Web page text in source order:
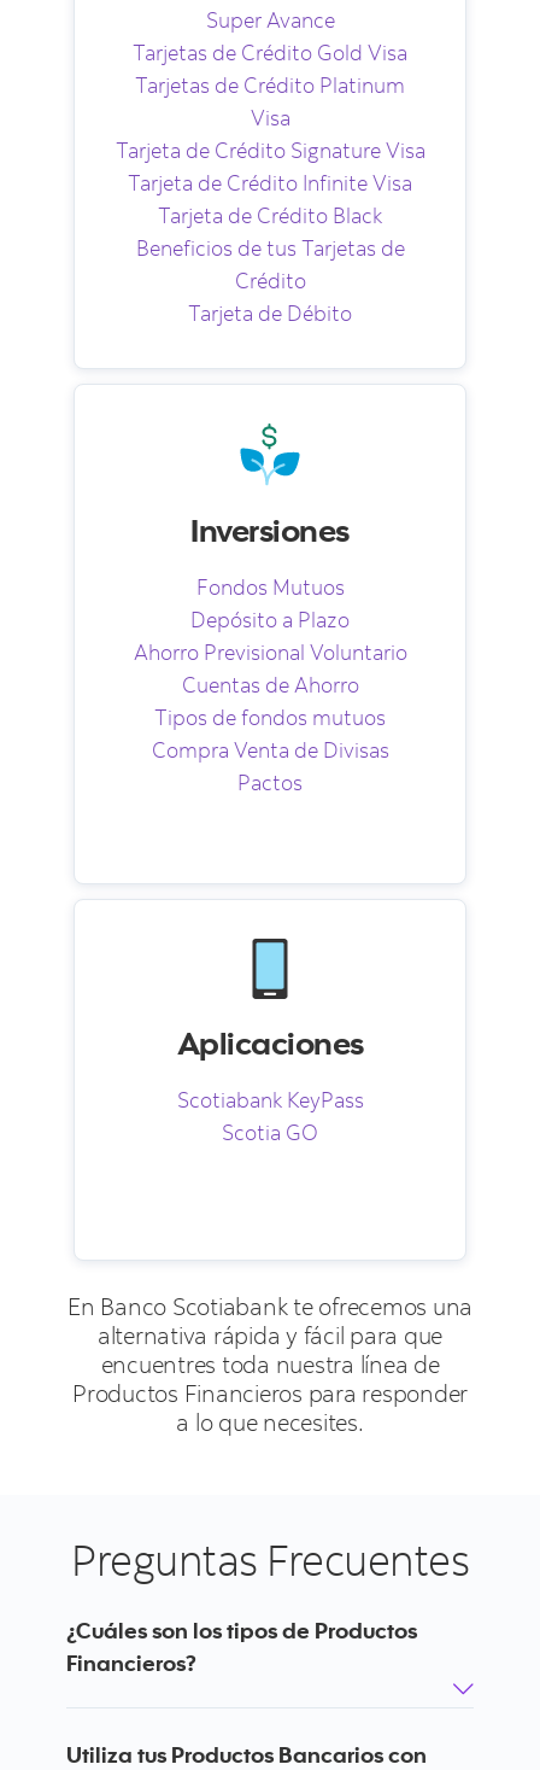
Super Avance
Tarjetas de Crédito Gold Visa
Tarjetas de Crédito Platinum
Visa
Tarjeta de Crédito Signature Visa
Tarjeta de Crédito Infinite Visa
Tarjeta de Crédito Black
Beneficios de tus Tarjetas de
Crédito
Tarjeta de Débito
Inversiones
Fondos Mutuos
Depósito a Plazo
Ahorro Previsional Voluntario
Cuentas de Ahorro
Tipos de fondos mutuos
Compra Venta de Divisas
Pactos
Aplicaciones
Scotiabank KeyPass
Scotia GO
En Banco Scotiabank te ofrecemos una
alternativa rápida y fácil para que
encuentres toda nuestra línea de
Productos Financieros para responder
a lo que necesites.
Preguntas Frecuentes
¿Cuáles son los tipos de Productos
Financieros?
Utiliza tus Productos Bancarios con